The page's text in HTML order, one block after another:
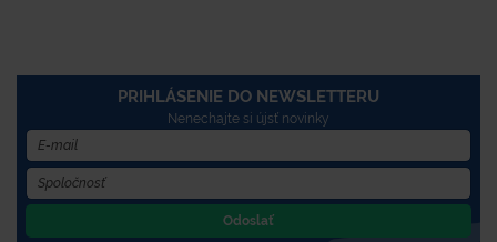
PRIHLÁSENIE DO NEWSLETTERU
Nenechajte si újsť novinky
Odoslať